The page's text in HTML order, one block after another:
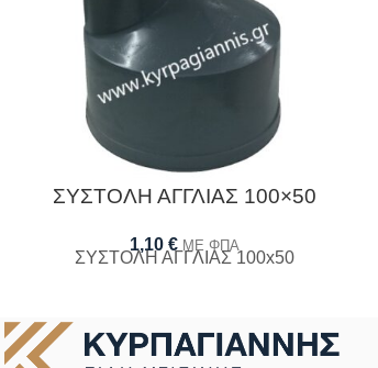
ΣΥΣΤΟΛΗ ΑΓΓΛΙΑΣ 100×50
1,10 € ΜΕ ΦΠΑ
ΣΥΣΤΟΛΗ ΑΓΓΛΙΑΣ 100x50